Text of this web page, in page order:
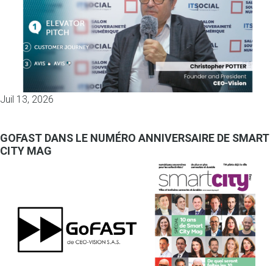
Juil 13, 2026
GOFAST DANS LE NUMÉRO ANNIVERSAIRE DE SMART
CITY MAG